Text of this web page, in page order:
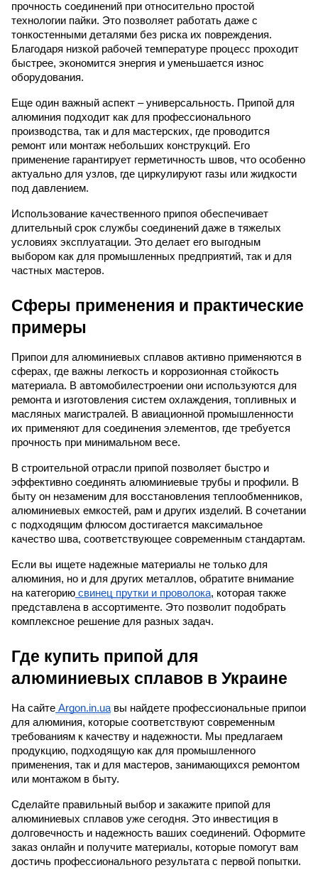
прочность соединений при относительно простой
технологии пайки. Это позволяет работать даже с
тонкостенными деталями без риска их повреждения.
Благодаря низкой рабочей температуре процесс проходит
быстрее, экономится энергия и уменьшается износ
оборудования.
Еще один важный аспект – универсальность. Припой для
алюминия подходит как для профессионального
производства, так и для мастерских, где проводится
ремонт или монтаж небольших конструкций. Его
применение гарантирует герметичность швов, что особенно
актуально для узлов, где циркулируют газы или жидкости
под давлением.
Использование качественного припоя обеспечивает
длительный срок службы соединений даже в тяжелых
условиях эксплуатации. Это делает его выгодным
выбором как для промышленных предприятий, так и для
частных мастеров.
Сферы применения и практические
примеры
Припои для алюминиевых сплавов активно применяются в
сферах, где важны легкость и коррозионная стойкость
материала. В автомобилестроении они используются для
ремонта и изготовления систем охлаждения, топливных и
масляных магистралей. В авиационной промышленности
их применяют для соединения элементов, где требуется
прочность при минимальном весе.
В строительной отрасли припой позволяет быстро и
эффективно соединять алюминиевые трубы и профили. В
быту он незаменим для восстановления теплообменников,
алюминиевых емкостей, рам и других изделий. В сочетании
с подходящим флюсом достигается максимальное
качество шва, соответствующее современным стандартам.
Если вы ищете надежные материалы не только для
алюминия, но и для других металлов, обратите внимание
на категорию свинец прутки и проволока, которая также
представлена в ассортименте. Это позволит подобрать
комплексное решение для разных задач.
Где купить припой для
алюминиевых сплавов в Украине
На сайте Argon.in.uaвы найдете профессиональные припои
для алюминия, которые соответствуют современным
требованиям к качеству и надежности. Мы предлагаем
продукцию, подходящую как для промышленного
применения, так и для мастеров, занимающихся ремонтом
или монтажом в быту.
Сделайте правильный выбор и закажите припой для
алюминиевых сплавов уже сегодня. Это инвестиция в
долговечность и надежность ваших соединений. Оформите
заказ онлайн и получите материалы, которые помогут вам
достичь профессионального результата с первой попытки.